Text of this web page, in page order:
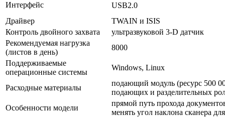
Интерфейс
USB2.0
Драйвер
TWAIN и ISIS
Контроль двойного захвата
ультразвуковой 3-D датчик
Рекомендуемая нагрузка
(листов в день)
8000
Поддерживаемые
операционные системы
Windows, Linux
Расходные материалы
подающий модуль (ресурс 500
подающих и разделительных
Особенности модели
прямой путь прохода
менять угол наклона сканера